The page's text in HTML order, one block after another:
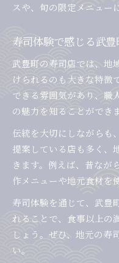
スや、旬の限定メニュー
寿司体験で感じる武
武豊町の寿司店では、地
けられるのも大きな特徴
できる雰囲気があり、職
の魅力を知ることができま
伝統を大切にしながらも
提案している店も多く、
きます。例えば、昔なが
作メニューや地元食材を
寿司体験を通じて、武豊
れることで、食事以上の
しょう。ぜひ、地元の寿
い。